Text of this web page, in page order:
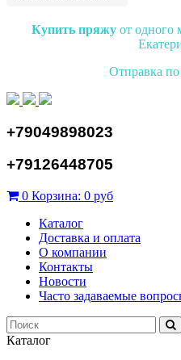
Купить пряжу от одного
Отправка
+79049898023
+79126448705
0 Корзина: 0 руб
Каталог
Доставка и оплата
О компании
Контакты
Новости
Часто задаваемые
Каталог